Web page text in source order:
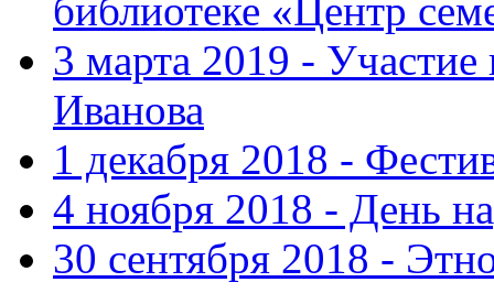
библиотеке «Центр
3 марта 2019 -
Иванова
1 декабря 2018 -
4 ноября 2018 - День
30 сентября 2018 -